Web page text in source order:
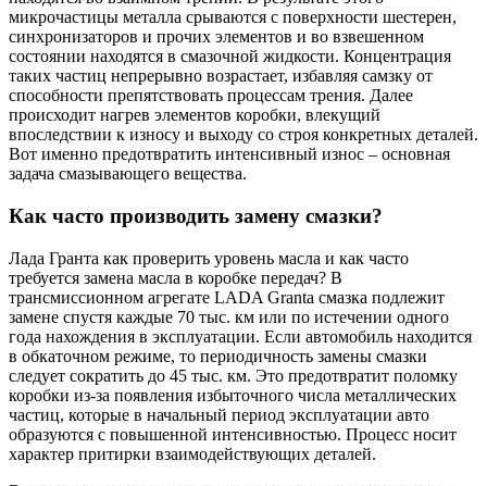
микрочастицы металла срываются с поверхности шестерен,
синхронизаторов и прочих элементов и во взвешенном
состоянии находятся в смазочной жидкости. Концентрация
таких частиц непрерывно возрастает, избавляя самзку от
способности препятствовать процессам трения. Далее
происходит нагрев элементов коробки, влекущий
впоследствии к износу и выходу со строя конкретных деталей.
Вот именно предотвратить интенсивный износ – основная
задача смазывающего вещества.
Как часто производить замену смазки?
Лада Гранта как проверить уровень масла и как часто
требуется замена масла в коробке передач? В
трансмиссионном агрегате LADA Granta смазка подлежит
замене спустя каждые 70 тыс. км или по истечении одного
года нахождения в эксплуатации. Если автомобиль находится
в обкаточном режиме, то периодичность замены смазки
следует сократить до 45 тыс. км. Это предотвратит поломку
коробки из-за появления избыточного числа металлических
частиц, которые в начальный период эксплуатации авто
образуются с повышенной интенсивностью. Процесс носит
характер притирки взаимодействующих деталей.